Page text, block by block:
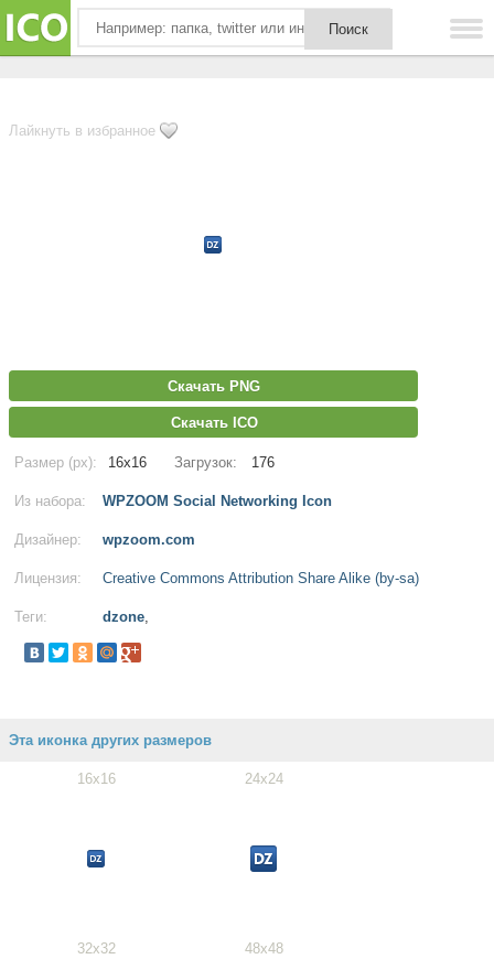
Лайкнуть в избранное
Скачать PNG
Скачать ICO
Размер (px): 16x16 Загрузок: 176
Из набора: WPZOOM Social Networking Icon
Дизайнер: wpzoom.com
Лицензия: Creative Commons Attribution Share Alike (by-sa)
Теги: dzone,
Эта иконка других размеров
16x16 24x24
32x32 48x48